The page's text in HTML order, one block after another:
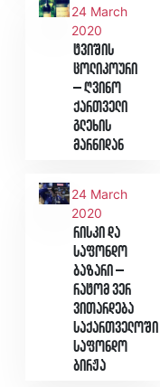
24 March
2020
ტვიშის
ცოლიკოური
– ღვინო
ქართველი
გლეხის
მარნიდან
24 March
2020
რისკი და
საფონდო
ბაზარი –
რატომ ვერ
ვითარდება
საქართველოში
საფონდო
ბირჟა